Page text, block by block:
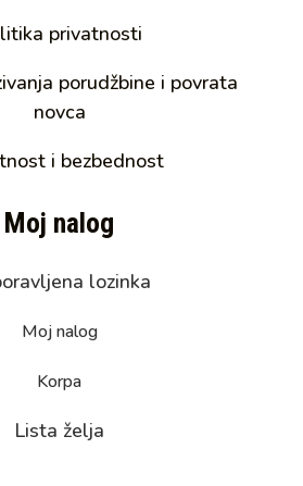
privatnosti
porudžbine i povrata
novca
i bezbednost
Moj nalog
lozinka
Moj nalog
Korpa
Lista želja